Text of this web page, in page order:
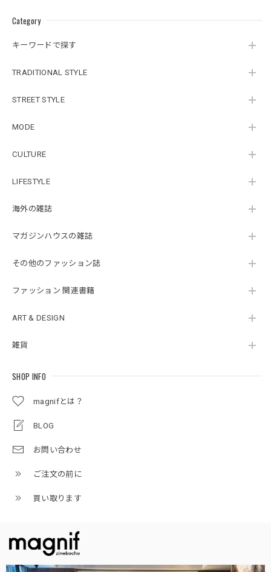
Category
キーワードで探す
TRADITIONAL STYLE
STREET STYLE
MODE
CULTURE
LIFESTYLE
海外の雑誌
マガジンハウスの雑誌
その他のファッション誌
ファッション 関連書籍
ART & DESIGN
雑貨
SHOP INFO
magnifとは？
BLOG
お問い合わせ
ご注文の前に
買い取ります